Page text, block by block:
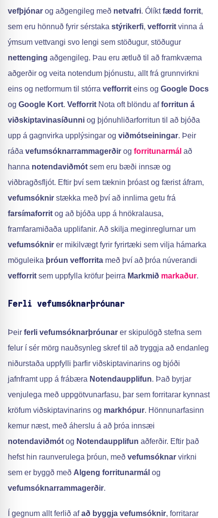
vefþjónar og aðgengileg með netvafri. Ólíktfædd forrit,
sem eru hönnuð fyrir sérstaka stýrikerfi, vefforrit vinna á
ýmsum vettvangi svo lengi sem stöðugur, stöðugur
nettenging aðgengileg. Þau eru ætluð til að framkvæma
aðgerðir og veita notendum þjónustu, allt frá grunnvirkni
eins og netformum til stórra vefforrit eins og Google Docs
og Google Kort. Vefforrit Nota oft blöndu afforritun á
viðskiptavinasíðunni og þjónuhliðarforritun til að bjóða
upp á gagnvirka upplýsingar og viðmótseiningar. Þeir
ráða vefumsóknarrammagerðir og forritunarmál að
hanna notendaviðmót sem eru bæði innsæ og
viðbragðsfljót. Eftir því sem tæknin þróast og færist áfram,
vefumsóknir stækka með því að innlima getu frá
farsímaforrit og að bjóða upp á hnökralausa,
framfaramiðaða upplifanir. Að skilja meginreglurnar um
vefumsóknir er mikilvægt fyrir fyrirtæki sem vilja hámarka
möguleika þróun vefforrita með því að þróa núverandi
vefforrit sem uppfylla kröfur þeirra Markmið markaður.
Ferli vefumsóknarþróunar
Þeir ferli vefumsóknarþróunar er skipulögð stefna sem
felur í sér mörg nauðsynleg skref til að tryggja að endanleg
niðurstaða uppfylli þarfir viðskiptavinarins og bjóði
jafnframt upp á frábæra Notendaupplifun. Það byrjar
venjulega með uppgötvunarfasu, þar sem forritarar kynnast
kröfum viðskiptavinarins og markhópur. Hönnunarfasinn
kemur næst, með áherslu á að þróa innsæi
notendaviðmót og Notendaupplifun aðferðir. Eftir það
hefst hin raunverulega þróun, með vefumsóknar virkni
sem er byggð með Algeng forritunarmál og
vefumsóknarrammagerðir.
Í gegnum allt ferlið afað byggja vefumsóknir, forritarar